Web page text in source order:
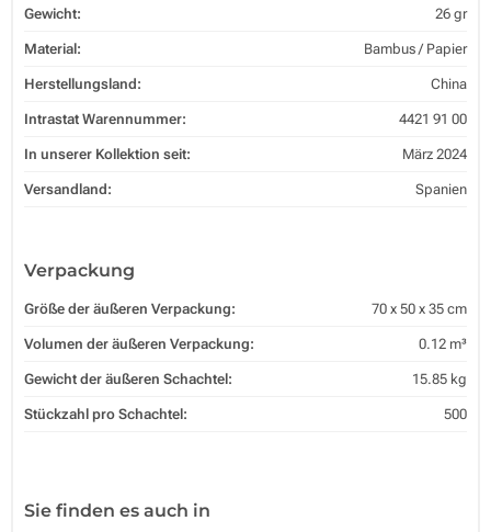
Gewicht: 26 gr
Material: Bambus / Papier
Herstellungsland: China
Intrastat Warennummer: 4421 91 00
In unserer Kollektion seit: März 2024
Versandland: Spanien
Verpackung
Größe der äußeren Verpackung: 70 x 50 x 35 cm
Volumen der äußeren Verpackung: 0.12 m³
Gewicht der äußeren Schachtel: 15.85 kg
Stückzahl pro Schachtel: 500
Sie finden es auch in